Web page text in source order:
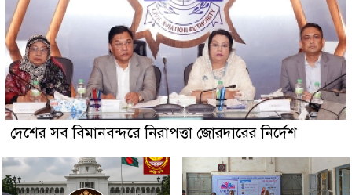
দেশের সব বিমানবন্দরে নিরাপত্তা জোরদারের নির্দেশ